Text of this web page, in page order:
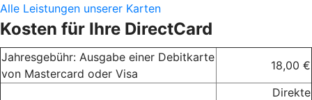
Alle Leistungen unserer Karten
Kosten für Ihre DirectCard
Jahresgebühr: Ausgabe einer Debitkarte
von Mastercard oder Visa
18,00 €
Direkte